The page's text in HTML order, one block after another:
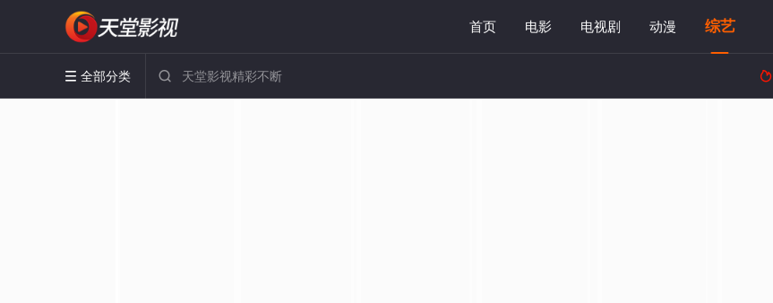
首页 电影 电视剧 动漫 综艺
 全部分类  